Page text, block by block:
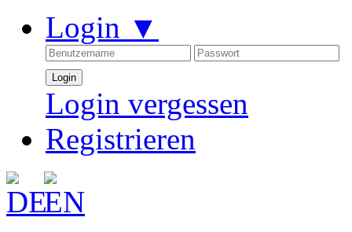
Login ▼
Login vergessen
Registrieren